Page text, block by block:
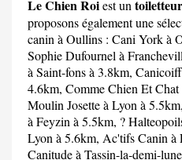
Le Chien Roiest un
proposons également une
canin à Oullins : Cani Yorkà
Sophie Dufournel à
à Saint-fons à 3.8km, Canicoiff
4.6km, Comme Chien Et Chat
Moulin Josetteà Lyon à 5.5km,
à Feyzin à 5.5km, ?
Lyon à 5.6km, Ac'tifs Canin à
Canitudeà Tassin-la-demi-